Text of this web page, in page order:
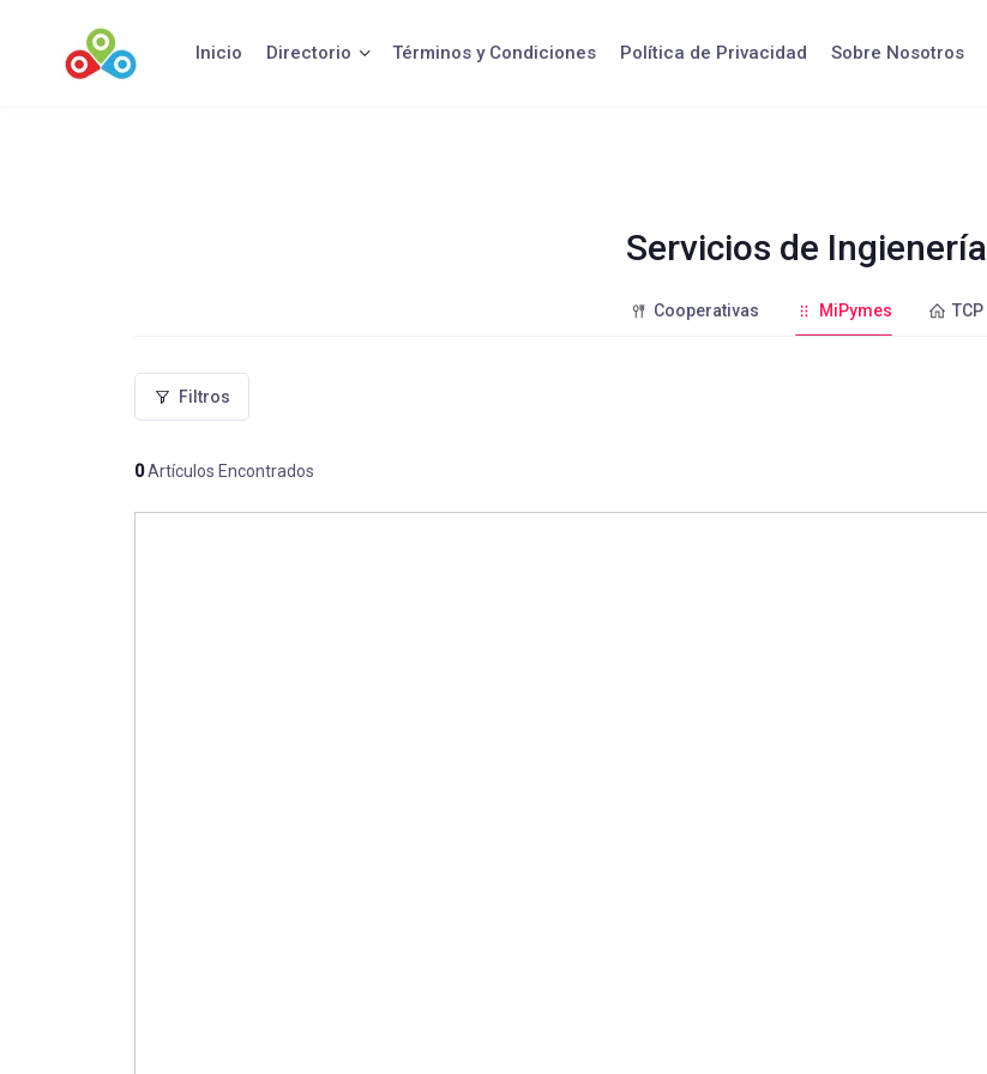
contenido
Inicio Directorio Términos y Condiciones Política de Privacidad Sobre Nosotros
Servicios de Ingienería
Cooperativas MiPymes TCP
Filtros
0Artículos Encontrados